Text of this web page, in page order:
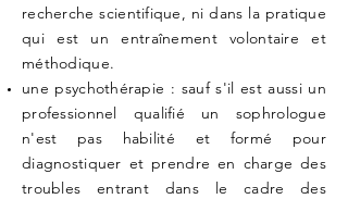
recherche scientifique, ni dans la pratique
qui est un entraînement volontaire et
méthodique.
une psychothérapie : sauf s'il est aussi un
professionnel qualifié un sophrologue
n'est pas habilité et formé pour
diagnostiquer et prendre en charge des
troubles entrant dans le cadre des